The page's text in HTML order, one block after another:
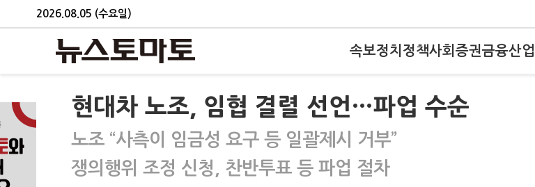
2026.08.05 (수요일)
속보정치 정책사회 증권금융산업
현대차 노조, 임협 결렬 선언…파업 수순
노조 “사측이 임금성 요구 등 일괄제시 거부”
쟁의행위 조정 신청, 찬반투표 등 파업 절차